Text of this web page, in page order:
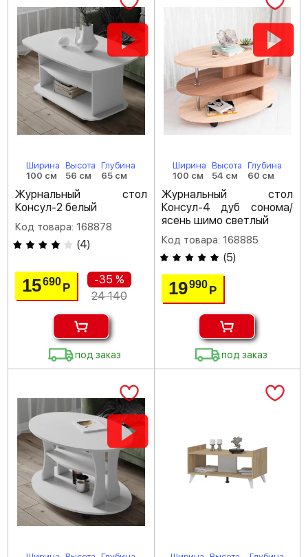
Ширина
100 см
Высота
56 см
Глубина
65 см
Журнальный стол
Консул-2 белый
Код товара: 168878
(4)
15690Р
-35 %
24 140
под заказ
Ширина
100 см
Высота
54 см
Глубина
60 см
Журнальный стол
Консул-4 дуб сонома/
ясень шимо светлый
Код товара: 168885
(5)
19990 Р
под заказ